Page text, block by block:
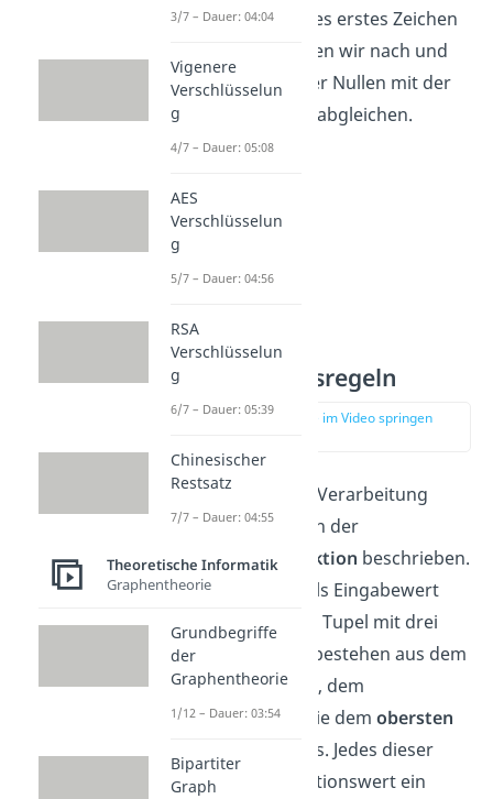
haben wir ein neues erstes Zeichen
im Keller. So können wir nach und
nach die Anzahl der Nullen mit der
Anzahl der Einsen abgleichen.
Verarbeitungsregeln
zur Stelle im Video springen
Die Regeln für die Verarbeitung
werden hierbei von der
Überführungsfunktion beschrieben.
Die Funktion hat als Eingabewert
hierbei
Tripel
, also Tupel mit drei
Elementen. Diese bestehen aus dem
aktuellen Zustand , dem
eingelesenensowie demobersten
des Kellers. Jedes dieser
Tripel hat als Funktionswert ein
3/7 – Dauer: 04:04
Vigenere
Verschlüsselun
g
4/7 – Dauer: 05:08
AES
Verschlüsselun
g
5/7 – Dauer: 04:56
RSA
Verschlüsselun
g
6/7 – Dauer: 05:39
Chinesischer
Restsatz
7/7 – Dauer: 04:55
Theoretische Informatik
Graphentheorie
Grundbegriffe
der
Graphentheorie
1/12 – Dauer: 03:54
Bipartiter
Graph